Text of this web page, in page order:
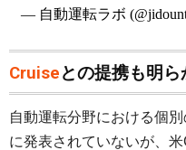
— 自動運転ラボ
Cruiseとの提携も明ら
自動運転分野における個
に発表されていないが、